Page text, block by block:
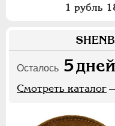
1 рубль
Осталось 5дней
Смотреть каталог